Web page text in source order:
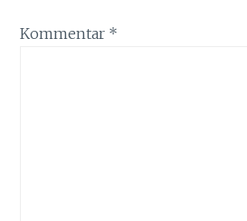
Kommentar *